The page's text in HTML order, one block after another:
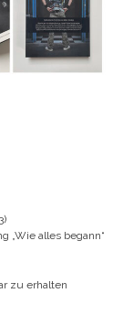
„Wie alles begann“
zu erhalten